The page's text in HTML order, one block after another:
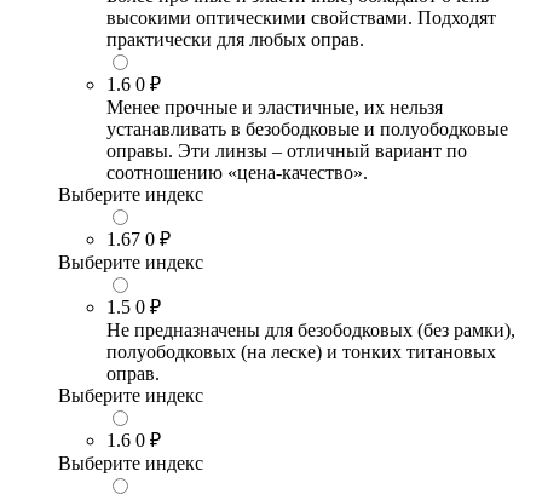
высокими оптическими свойствами. Подходят
практически для любых оправ.
1.6 0 ₽
Менее прочные и эластичные, их нельзя
устанавливать в безободковые и полуободковые
оправы. Эти линзы – отличный вариант по
соотношению «цена-качество».
Выберите индекс
1.67 0 ₽
Выберите индекс
1.5 0 ₽
Не предназначены для безободковых (без рамки),
полуободковых (на леске) и тонких титановых
оправ.
Выберите индекс
1.6 0 ₽
Выберите индекс